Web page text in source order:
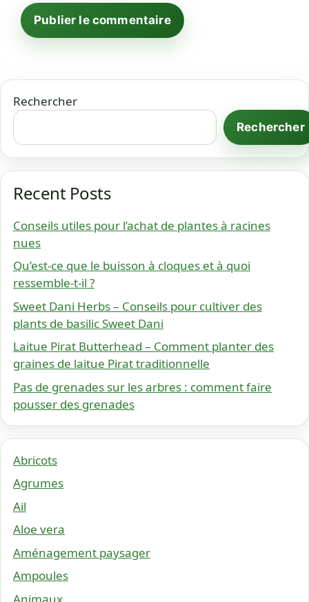
Rechercher
Rechercher
Recent Posts
Conseils utiles pour l’achat de plantes à racines
nues
Qu’est-ce que le buisson à cloques et à quoi
ressemble-t-il ?
Sweet Dani Herbs – Conseils pour cultiver des
plants de basilic Sweet Dani
Laitue Pirat Butterhead – Comment planter des
graines de laitue Pirat traditionnelle
Pas de grenades sur les arbres : comment faire
pousser des grenades
Abricots
Agrumes
Ail
Aloe vera
Aménagement paysager
Ampoules
Animaux